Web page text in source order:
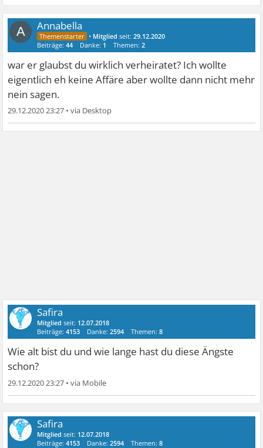
A Annabella
• Mitglied seit:29.12.2020
Beiträge:44 Danke: 1 Themen:2
war er glaubst du wirklich verheiratet? Ich wollte
eigentlich eh keine Affäre aber wollte dann nicht mehr
nein sagen.
29.12.2020 23:27 •
Safira
Mitglied seit: 12.07.2018
Beiträge:4153 Danke:2594 Themen:8
Wie alt bist du und wie lange hast du diese Ängste
schon?
29.12.2020 23:27 •
Safira
Mitglied seit: 12.07.2018
Beiträge:4153 Danke:2594 Themen:8